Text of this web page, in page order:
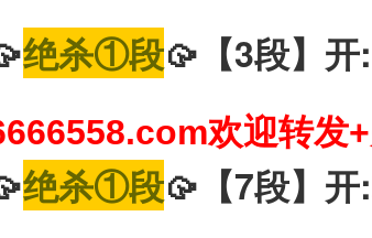
绝杀①段🥠【3段】开:
欢迎转发
绝杀①段🥠【7段】开: